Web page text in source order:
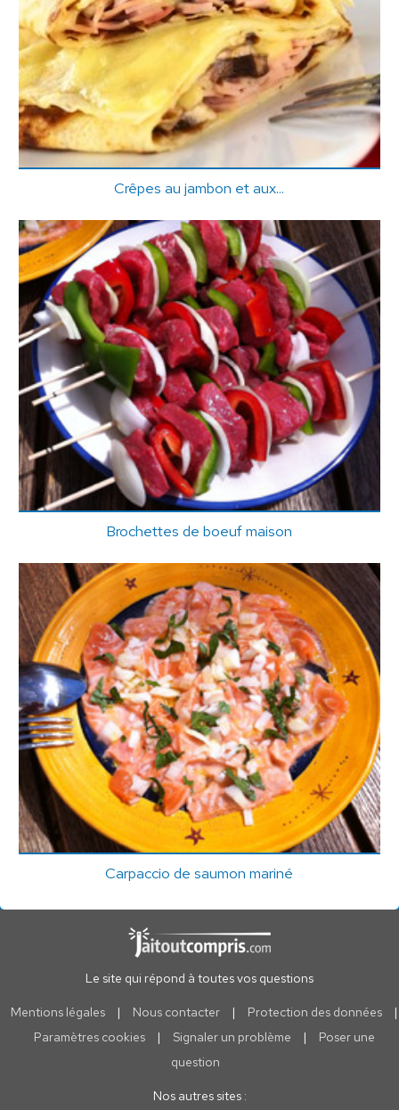
Crêpes au jambon et aux...
Brochettes de boeuf maison
Carpaccio de saumon mariné
Le site qui répond à toutes vos questions
Mentions légales | Nous contacter | Protection des données
|
Paramètres cookies
| Signaler un problème |
Poser une
question
Nos autres sites :